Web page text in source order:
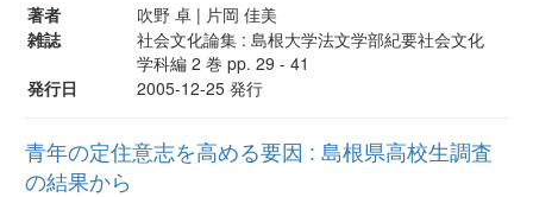
著者
吹野 卓 | 片岡 佳美
雑誌
社会文化論集 : 島根大学法文学部紀要社会文化
学科編 2 巻 pp. 29 - 41
発行日
2005-12-25 発行
青年の定住意志を高める要因 : 島根県高校生調査
の結果から